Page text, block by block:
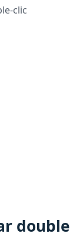
clic